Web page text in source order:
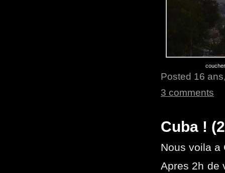
Posted 16
3 comments
Cuba !
Nous voila a
Apres 2h de